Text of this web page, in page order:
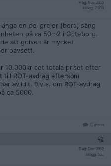
Reg: Nov 2015
Inlägg: 7 098
en del grejer (bord, säng
på ca 50m2 i Göteborg.
att golven är mycket
oavsett.
10.000kr det totala priset efter
till ROT-avdrag eftersom
avlidit. D.v.s. om ROT-avdrag
ca 5000.
Citera
#2
Reg: Dec 2012
Inlägg: 551